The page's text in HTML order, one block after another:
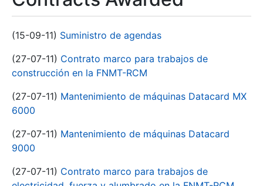
(15-09-11) Suministro de agendas
(27-07-11) Contrato marco para trabajos de
construcción en la FNMT-RCM
(27-07-11) Mantenimiento de máquinas Datacard MX
6000
(27-07-11) Mantenimiento de máquinas Datacard
9000
(27-07-11) Contrato marco para trabajos de